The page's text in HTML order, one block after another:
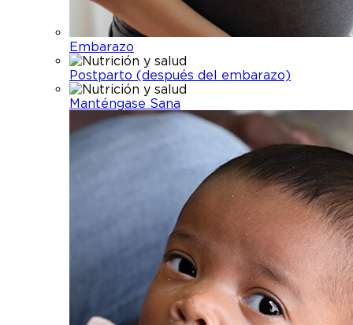
Embarazo
Postparto (después del embarazo)
Manténgase Sana